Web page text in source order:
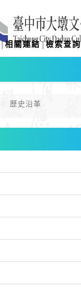
|相關連結|檢索查詢
歷史沿革